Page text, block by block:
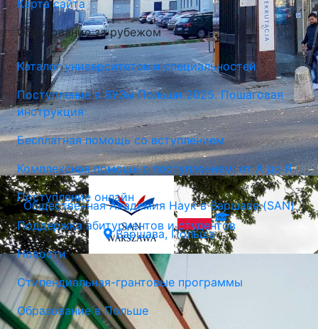
Краковский Педагогический Университет
Краков, Польша
Общественная Академия Наук в Варшаве (SAN)
Варшава, Польша
Карта сайта
Образование за рубежом
Каталог университетов и специальностей
Поступление в ВУЗы Польши 2025. Пошаговая
инструкция
Бесплатная помощь со вступлением
Комплексная помощь с поступлением: от А до Я
Поступление онлайн
Поддержка абитуриентов и студентов
Новости
Стипендиальная-грантовые программы
Образование в Польше